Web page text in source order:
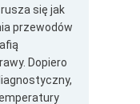
się jak
przewodów
Dopiero